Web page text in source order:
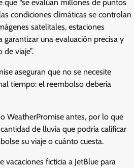
que “se evalúan millones de puntos
condiciones climáticas se controlan
satelitales, estaciones
garantizar una evaluación precisa y
viaje”.
aseguran que no se necesite
tiempo: el reembolso debería
WeatherPromise antes, por lo que
de lluvia que podría calificar
su viaje o cuánto cuesta.
vacaciones ficticia a JetBlue para